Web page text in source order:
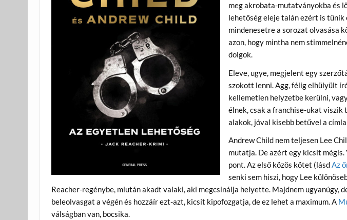
meg akrobata-mutatványokba és
lehetőség eleje talán ezért is
mindenesetre a sorozat olvasása
azon, hogy mintha nem
dolgok.
Eleve, ugye, megjelent egy
szokott lenni. Agg, félig elhülyült
kellemetlen helyzetbe kerülni,
élnek, csak a franchise-ukat viszik
alakok, jóval kisebb betűvel a
Andrew Child nem teljesen Lee
mutatja. De azért egy kicsit mégis.
pont. Az első közös kötet (lásdAz
senki sem hiszi, hogy Lee
Reacher-regénybe, miután akadt valaki, aki megcsinálja helyette. Majdnem ugyanúgy,
beleolvasgat a végén és hozzáír ezt-azt, kicsit kipofozgatja, de ez lehet a maximum. A
válságban van, bocsika.